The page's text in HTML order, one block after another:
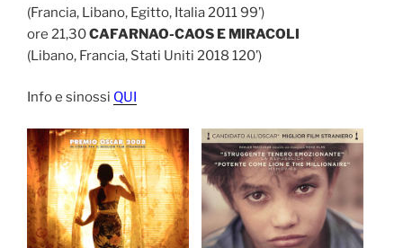
(Francia, Libano, Egitto, Italia 2011 99’)
ore 21,30CAFARNAO-CAOS E MIRACOLI
(Libano, Francia, Stati Uniti 2018 120’)
Info e sinossi QUI